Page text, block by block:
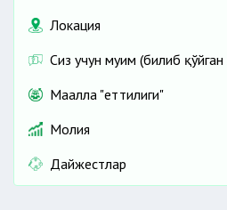
Локация
Сиз учун муҳим (билиб
Маҳалла "еттилиги"
Молия
Дайжестлар